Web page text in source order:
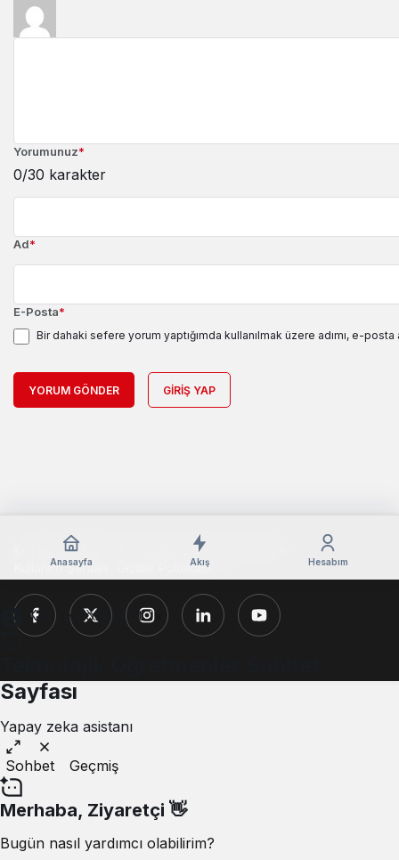
Yorumunuz*
0/30 karakter
Ad*
E-Posta*
Bir dahaki sefere yorum yaptığımda kullanılmak üzere adımı, e-
YORUM GÖNDER GIRIŞ YAP
Anasayfa Akış Hesabım
© Telif Hakkı 2018 - 2026, Tüm Hakları Saklıdır
Kullanım Şartları
Gizlilik Politikası
KAI ile Sohbet Et
Sayfası
Yapay zeka asistanı
Sohbet Geçmiş
Merhaba, Ziyaretçi 👋
Bugün nasıl yardımcı olabilirim?